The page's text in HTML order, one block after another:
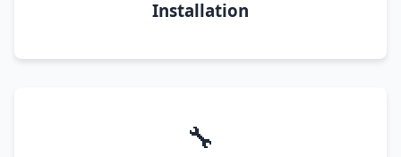
Installation
🔧